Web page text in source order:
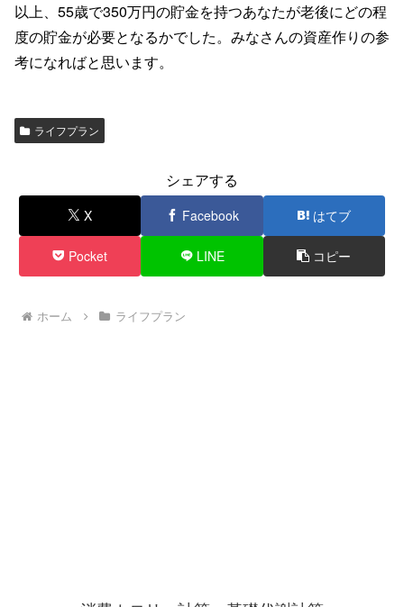
以上、55歳で350万円の貯金を持つあなたが老後にどの程
度の貯金が必要となるかでした。みなさんの資産作りの参
考になればと思います。
ライフプラン
シェアする
X Facebook はてブ
Pocket LINE コピー
ホーム ライフプラン